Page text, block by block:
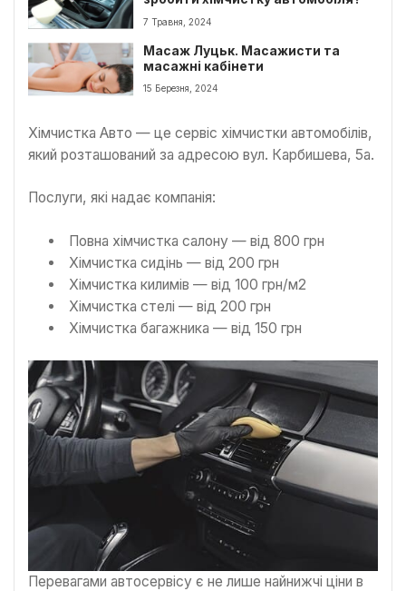
7 Травня, 2024
Масаж Луцьк. Масажисти та
масажні кабінети
15 Березня, 2024
Хімчистка Авто — це сервіс хімчистки автомобілів,
який розташований за адресою вул. Карбишева, 5а.
Послуги, які надає компанія:
Повна хімчистка салону — від 800 грн
Хімчистка сидінь — від 200 грн
Хімчистка килимів — від 100 грн/м2
Хімчистка стелі — від 200 грн
Хімчистка багажника — від 150 грн
Перевагами автосервісу є не лише найнижчі ціни в